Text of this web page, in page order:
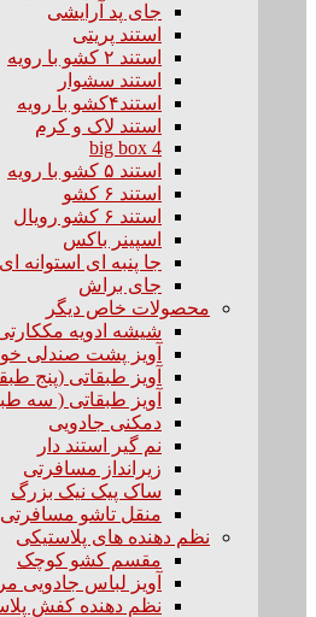
جای پد آرایشی
استند پریتی
استند ۲ کشو با رویه
استند سشوار
استند۴کشو با رویه
استند لاک و کرم
big box 4
استند ۵ کشو با رویه
استند ۶ کشو
استند ۶ کشو رویال
اسپینر باکس
جا پنبه ای استوانه ای
جای براش
محصولات خاص دیگر
شیشه ادویه
آویز پشت صندلی
آویز طبقاتی (پنج
آویز طبقاتی ( سه
دمکنی جادویی
نم گیر استند دار
زیرانداز مسافرتی
ساک پیک نیک بزرگ
منقل تاشو مسافرتی
نظم دهنده های پلاستیکی
مقسم کشو کوچک
آویز لباس جادویی مرسه
نظم دهنده کفش